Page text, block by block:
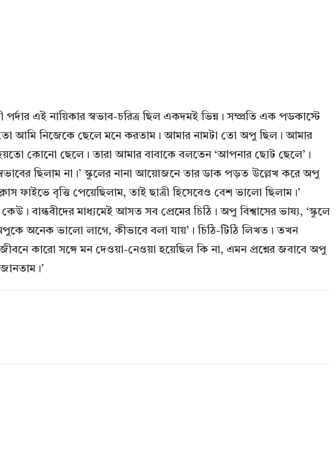
এই নায়িকার স্বভাব-চরিত্র ছিল একদমই ভিন্ন। সম্প্রতি এক পডকাস্টে
তো আমি নিজেকে ছেলে মনে করতাম। আমার নামটা তো অপু ছিল। আমার
হয়তো কোনো ছেলে। তারা আমার বাবাকে বলতেন ‘আপনার ছোট ছেলে’।
ছিলাম না।’ স্কুলের নানা আয়োজনে তার ডাক পড়ত উল্লেখ করে অপু
ফাইভে বৃত্তি পেয়েছিলাম, তাই ছাত্রী হিসেবেও বেশ ভালো ছিলাম।’
বান্ধবীদের মাধ্যমেই আসত সব প্রেমের চিঠি। অপু বিশ্বাসের ভাষ্য, ‘স্কুলে
অনেক ভালো লাগে, কীভাবে বলা যায়’। চিঠি-টিঠি লিখত। তখন
কারো সঙ্গে মন দেওয়া-নেওয়া হয়েছিল কি না, এমন প্রশ্নের জবাবে অপু